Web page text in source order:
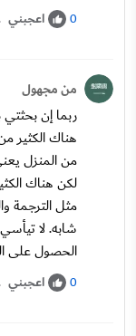
0 اعجبني
من مجهول
ربما إن
هناك الكثير
من المنزل
لكن هناك
مثل الترجمة
شابه. لا
الحصول على
0 اعجبني